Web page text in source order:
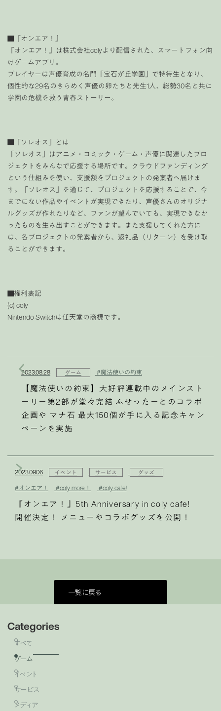
Categories
すべて
ゲーム
イベント
サービス
メディア
■『オンエア！』
『オンエア！』は株式会社colyより配信された、スマートフォン向
けゲームアプリ。
プレイヤーは声優育成の名門「宝石が丘学園」で特待生となり、
個性的な29名のきらめく声優の卵たちと先生1人、総勢30名と共に
学園の危機を救う青春ストーリー。
■「ソレオス」とは
「ソレオス」はアニメ・コミック・ゲーム・声優に関連したプロ
ジェクトをみんなで応援する場所です。クラウドファンディング
という仕組みを使い、支援額をプロジェクトの発案者へ届けま
す。「ソレオス」を通じて、プロジェクトを応援することで、今
までにない作品やイベントが実現できたり、声優さんのオリジナ
ルグッズが作れたりなど、ファンが望んでいても、実現できなか
ったものを生み出すことができます。また支援してくれた方に
は、各プロジェクトの発案者から、返礼品（リターン）を受け取
ることができます。
■権利表記
(c) coly
Nintendo Switchは任天堂の商標です。
2023.08.28 ゲーム #魔法使いの約束
【魔法使いの約束】大好評連載中のメインスト
ーリー第2部が堂々完結 ふせったーとのコラボ
企画や マナ石 最大150個が手に入る記念キャン
ペーンを実施
2023.09.06 イベント サービス グッズ
#オンエア！ #coly more！ #coly cafe!
『オンエア！』5th Anniversary in coly cafe!
開催決定！ メニューやコラボグッズを公開！
一覧に戻る